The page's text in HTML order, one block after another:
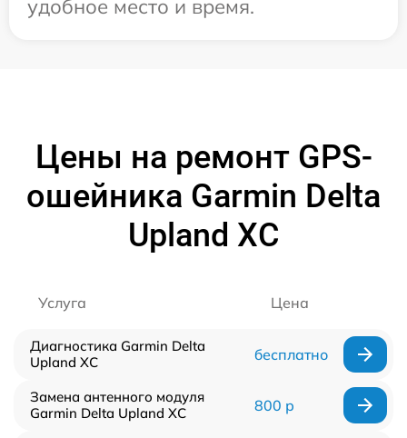
удобное место и время.
Цены на ремонт GPS-
ошейника Garmin Delta
Upland XC
Услуга Цена
Диагностика Garmin Delta
Upland XC
бесплатно
Замена антенного модуля
Garmin Delta Upland XC
800 р